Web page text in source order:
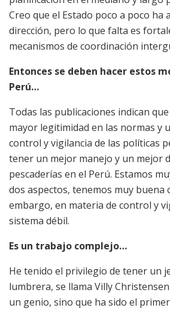
Creo que el Estado poco a poco ha
dirección, pero lo que falta es
mecanismos de coordinación
Entonces se deben hacer estos
Perú…
Todas las publicaciones indican
mayor legitimidad en las normas y
control y vigilancia de las políticas
tener un mejor manejo y un mejor
pescaderías en el Perú. Estamos
dos aspectos, tenemos muy buena
embargo, en materia de control y
sistema débil.
Es un trabajo complejo…
He tenido el privilegio de tener un
lumbrera, se llama Villy
un genio, sino que ha sido el